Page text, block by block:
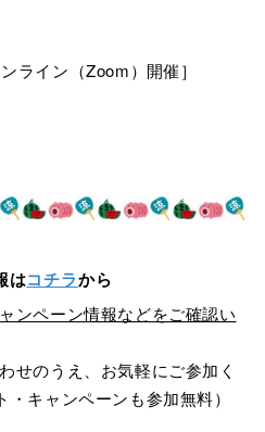
ライン（Zoom）開催］
はコチラから
ンペーン情報などをご確認い
せのうえ、お気軽にご参加く
キャンペーンも参加無料）